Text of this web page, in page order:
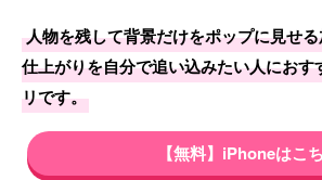
人物を残して背景だけをポップに見せ
仕上がりを自分で追い込みたい人におす
リです。
【無料】iPhoneはこ